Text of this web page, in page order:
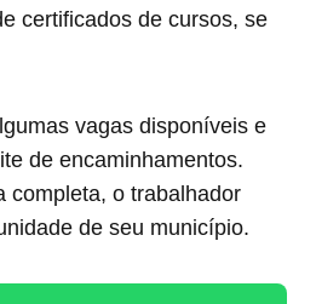
certificados de cursos, se
vagas disponíveis e
de encaminhamentos.
completa, o trabalhador
de seu município.